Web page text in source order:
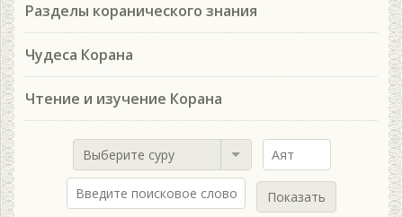
Разделы коранического знания
Чудеса Корана
Чтение и изучение Корана
Выберите суру
Показать